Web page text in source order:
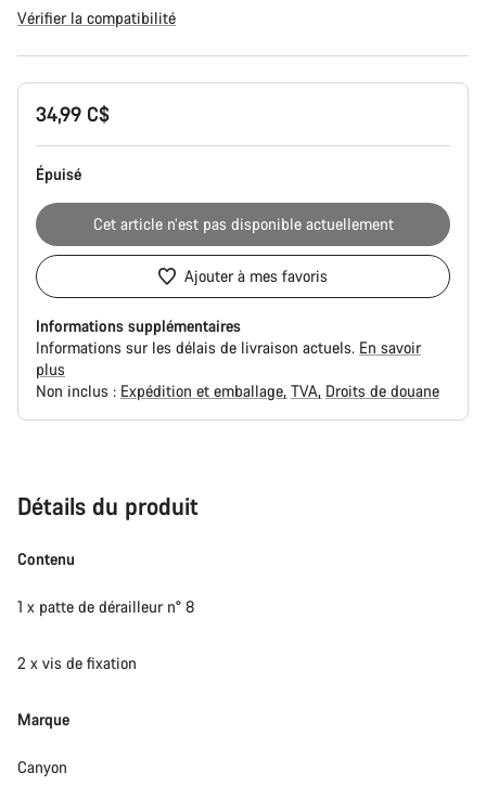
Vérifier la compatibilité
Tuotekonfiguraatio
34,99 C$
Épuisé
Cet article n’est pas disponible actuellement
Ajouter à mes favoris
Informations supplémentaires
Informations sur les délais de livraison actuels. En savoir
plus
Non inclus : Expédition et emballage TVA Droits de douane
Détails du produit
Contenu
1 x patte de dérailleur n° 8
2 x vis de fixation
Marque
Canyon